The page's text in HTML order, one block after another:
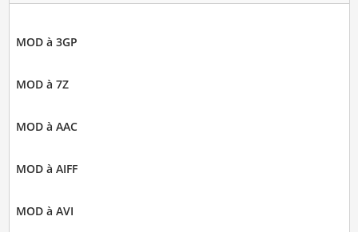
MOD à 3GP
MOD à 7Z
MOD à AAC
MOD à AIFF
MOD à AVI